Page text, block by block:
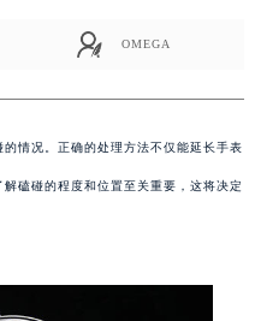
OMEGA
情况。正确的处理方法不仅能延长手表
磕碰的程度和位置至关重要，这将决定